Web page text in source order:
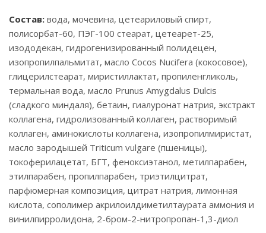
Состав: вода, мочевина, цетеариловый спирт,
полисорбат-60, ПЭГ-100 стеарат, цетеарет-25,
изододекан, гидрогенизированный полидецен,
изопропилпальмитат, масло Cocos Nucifera (кокосовое),
глицерилстеарат, миристиллактат, пропиленгликоль,
термальная вода, масло Prunus Amygdalus Dulcis
(сладкого миндаля), бетаин, гиалуронат натрия, экстракт
коллагена, гидролизованный коллаген, растворимый
коллаген, аминокислоты коллагена, изопропилмиристат,
масло зародышей Triticum vulgare (пшеницы),
токоферилацетат, БГТ, феноксиэтанол, метилпарабен,
этилпарабен, пропилпарабен, триэтилцитрат,
парфюмерная композиция, цитрат натрия, лимонная
кислота, сополимер акрилоилдиметилтаурата аммония и
винилпирролидона, 2-бром-2-нитропропан-1,3-диол